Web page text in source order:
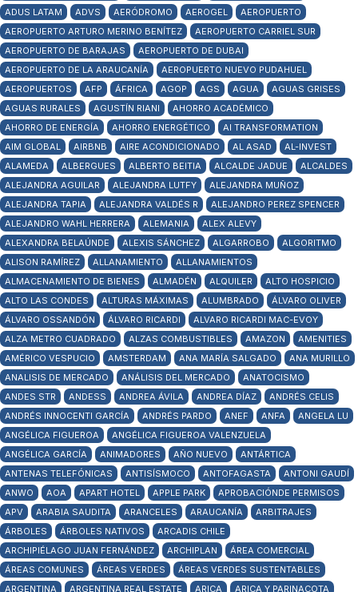
ADUS LATAM
ADVS AERÓDROMO AEROGEL
AEROPUERTO
AEROPUERTO ARTURO MERINO BENÍTEZ
AEROPUERTO CARRIEL SUR
AEROPUERTO DE BARAJAS
AEROPUERTO DE DUBAI
AEROPUERTO DE LA ARAUCANÍA
AEROPUERTO NUEVO PUDAHUEL
AEROPUERTOS
AFP ÁFRICA AGOP AGS AGUA
AGUAS GRISES
AGUAS RURALES
AGUSTÍN RIANI
AHORRO ACADÉMICO
AHORRO DE ENERGÍA
AHORRO ENERGÉTICO
AI TRANSFORMATION
AIM GLOBAL
AIRBNB AIRE ACONDICIONADO AL ASAD
AL-INVEST
ALAMEDA
ALBERGUES ALBERTO BEITIA ALCALDE JADUE
ALCALDES
ALEJANDRA AGUILAR
ALEJANDRA LUTFY
ALEJANDRA MUÑOZ
ALEJANDRA TAPIA
ALEJANDRA VALDÉS R
ALEJANDRO PEREZ SPENCER
ALEJANDRO WAHL HERRERA
ALEMANIA
ALEX ALEVY
ALEXANDRA BELAÚNDE
ALEXIS SÁNCHEZ ALGARROBO
ALGORITMO
ALISON RAMÍREZ
ALLANAMIENTO
ALLANAMIENTOS
ALMACENAMIENTO DE BIENES
ALMADÉN ALQUILER
ALTO HOSPICIO
ALTO LAS CONDES
ALTURAS MÁXIMAS ALUMBRADO
ÁLVARO OLIVER
ÁLVARO OSSANDÓN
ÁLVARO RICARDI
ALVARO RICARDI MAC-EVOY
ALZA METRO CUADRADO
ALZAS COMBUSTIBLES AMAZON
AMENITIES
AMÉRICO VESPUCIO
AMSTERDAM ANA MARÍA SALGADO
ANA MURILLO
ANALISIS DE MERCADO
ANÁLISIS DEL MERCADO
ANATOCISMO
ANDES STR
ANDESS ANDREA ÁVILA ANDREA DÍAZ
ANDRÉS CELIS
ANDRÉS INNOCENTI GARCÍA
ANDRÉS PARDO ANEF ANFA
ANGELA LU
ANGÉLICA FIGUEROA
ANGÉLICA FIGUEROA VALENZUELA
ANGÉLICA GARCÍA
ANIMADORES AÑO NUEVO
ANTÁRTICA
ANTENAS TELEFÓNICAS
ANTISÍSMOCO ANTOFAGASTA
ANTONI GAUDÍ
ANWO
AOA APART HOTEL APPLE PARK
APROBACIÓNDE PERMISOS
APV
ARABIA SAUDITA ARANCELES ARAUCANÍA
ARBITRAJES
ÁRBOLES
ÁRBOLES NATIVOS
ARCADIS CHILE
ARCHIPIÉLAGO JUAN FERNÁNDEZ
ARCHIPLAN
ÁREA COMERCIAL
ÁREAS COMUNES
ÁREAS VERDES
ÁREAS VERDES SUSTENTABLES
ARGENTINA
ARGENTINA REAL ESTATE ARICA ARICA Y PARINACOTA